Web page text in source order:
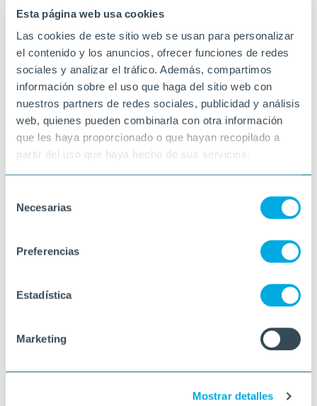
Esta página web usa cookies
Las cookies de este sitio web se usan para personalizar
el contenido y los anuncios, ofrecer funciones de redes
sociales y analizar el tráfico. Además, compartimos
información sobre el uso que haga del sitio web con
nuestros partners de redes sociales, publicidad y análisis
web, quienes pueden combinarla con otra información
que les haya proporcionado o que hayan recopilado a
partir del uso que haya hecho de sus servicios.
Necesarias
Preferencias
Estadística
Marketing
Mostrar detalles